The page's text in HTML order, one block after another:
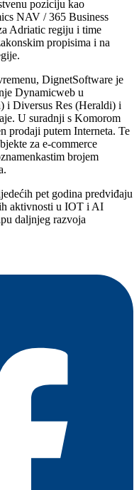
poziciju kao
NAV / 365 Business
Adriatic regiju i time
propisima i na
DignetSoftware je
Dynamicweb u
i Diversus Res (Heraldi) i
U suradnji s Komorom
prodaji putem Interneta. Te
za e-commerce
brojem
pet godina predviđaju
aktivnosti u IOT i AI
daljnjeg razvoja